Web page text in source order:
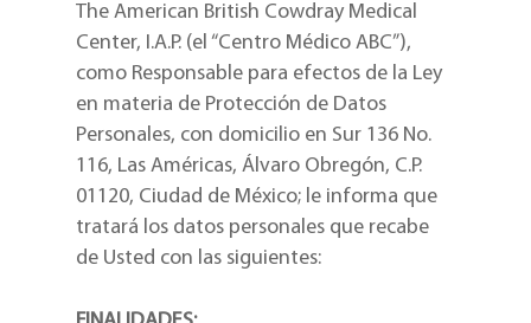
The American British Cowdray Medical
Center, I.A.P. (el “Centro Médico ABC”),
como Responsable para efectos de la Ley
en materia de Protección de Datos
Personales, con domicilio en Sur 136 No.
116, Las Américas, Álvaro Obregón, C.P.
01120, Ciudad de México; le informa que
tratará los datos personales que recabe
de Usted con las siguientes: